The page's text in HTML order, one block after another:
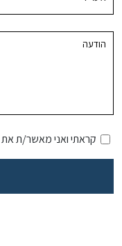
קראתי ואני מאשר/ת את